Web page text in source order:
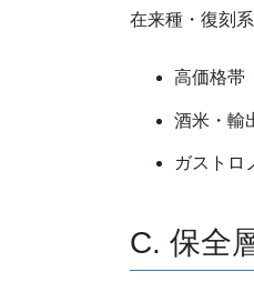
在来種・復刻
高価格帯
酒米・輸
ガストロ
C. 保全